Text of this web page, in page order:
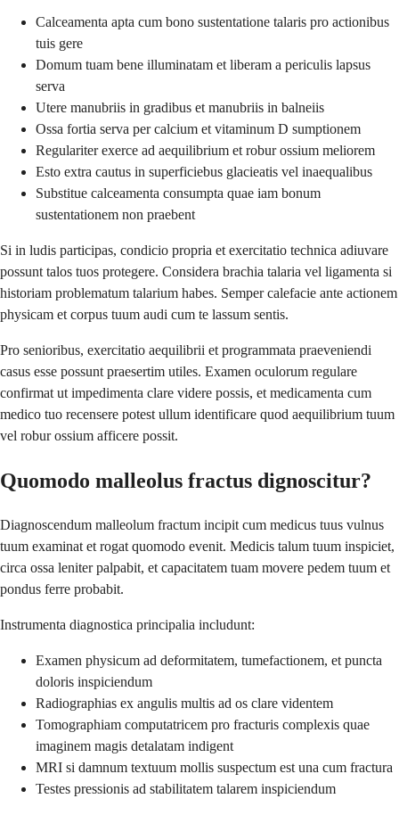
Calceamenta apta cum bono sustentatione talaris pro actionibus
tuis gere
Domum tuam bene illuminatam et liberam a periculis lapsus
serva
Utere manubriis in gradibus et manubriis in balneiis
Ossa fortia serva per calcium et vitaminum D sumptionem
Regulariter exerce ad aequilibrium et robur ossium meliorem
Esto extra cautus in superficiebus glacieatis vel inaequalibus
Substitue calceamenta consumpta quae iam bonum
sustentationem non praebent
Si in ludis participas, condicio propria et exercitatio technica adiuvare
possunt talos tuos protegere. Considera brachia talaria vel ligamenta si
historiam problematum talarium habes. Semper calefacie ante actionem
physicam et corpus tuum audi cum te lassum sentis.
Pro senioribus, exercitatio aequilibrii et programmata praeveniendi
casus esse possunt praesertim utiles. Examen oculorum regulare
confirmat ut impedimenta clare videre possis, et medicamenta cum
medico tuo recensere potest ullum identificare quod aequilibrium tuum
vel robur ossium afficere possit.
Quomodo malleolus fractus dignoscitur?
Diagnoscendum malleolum fractum incipit cum medicus tuus vulnus
tuum examinat et rogat quomodo evenit. Medicis talum tuum inspiciet,
circa ossa leniter palpabit, et capacitatem tuam movere pedem tuum et
pondus ferre probabit.
Instrumenta diagnostica principalia includunt:
Examen physicum ad deformitatem, tumefactionem, et puncta
doloris inspiciendum
Radiographias ex angulis multis ad os clare videntem
Tomographiam computatricem pro fracturis complexis quae
imaginem magis detalatam indigent
MRI si damnum textuum mollis suspectum est una cum fractura
Testes pressionis ad stabilitatem talarem inspiciendum